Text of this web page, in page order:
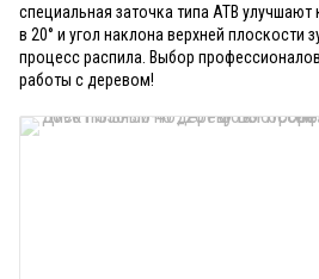
специальная заточка типа АТВ улучшают
в 20° и угол наклона верхней плоскости
процесс распила. Выбор
работы с деревом!